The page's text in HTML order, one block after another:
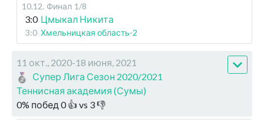
10.12. Финал 1/8
3:0 Цмыкал Никита
3:0 Хмельницкая область-2
11 окт., 2020-18 июня, 2021
Супер Лига Сезон 2020/2021
Теннисная академия (Сумы)
0% побед 0👍 vs 3👎